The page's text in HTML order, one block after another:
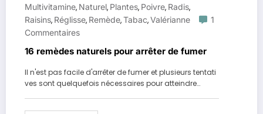
Multivitamine, Naturel, Plantes, Poivre, Radis,
Raisins, Réglisse, Remède,Tabac,Valérianne
1
Commentaires
16 remèdes naturels pour arrêter de fumer
Il n'est pas facile d'arrêter de fumer et plusieurs tentati
ves sont quelquefois nécessaires pour atteindre…